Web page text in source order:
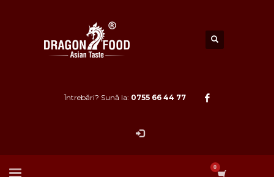
Întrebări? Sună la: 0755 66 44 77